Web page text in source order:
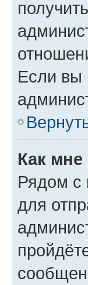
Если вы
Как
Рядом с
для